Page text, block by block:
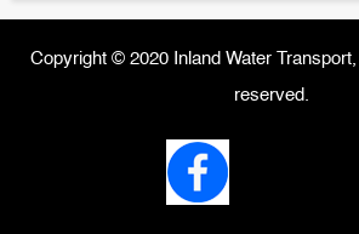
Copyright © 2020 Inland Water
reserved.